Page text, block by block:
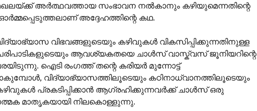
അർത്ഥവത്തായ സംഭാവന നൽകാനും കഴിയുമെന്നതിന്റെ
അദ്ദേഹത്തിന്റെ കഥ.
വിഭവങ്ങളുടെയും കഴിവുകൾ വികസിപ്പിക്കുന്നതിനുള്ള
ആവശ്യകതയെ ചാൾസ് വാസ്ക്വസ് ജൂനിയറിന്റെ
ഐടി രംഗത്ത് തന്റെ കരിയർ മുന്നോട്ട്
വിദ്യാഭ്യാസത്തിലൂടെയും കഠിനാധ്വാനത്തിലൂടെയും
പ്രകടിപ്പിക്കാൻ ആഗ്രഹിക്കുന്നവർക്ക് ചാൾസ് ഒരു
മാതൃകയായി നിലകൊള്ളുന്നു.